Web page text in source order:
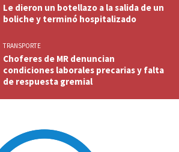
Le dieron un botellazo a la salida de un
boliche y terminó hospitalizado
TRANSPORTE
Choferes de MR denuncian
condiciones laborales precarias y falta
de respuesta gremial